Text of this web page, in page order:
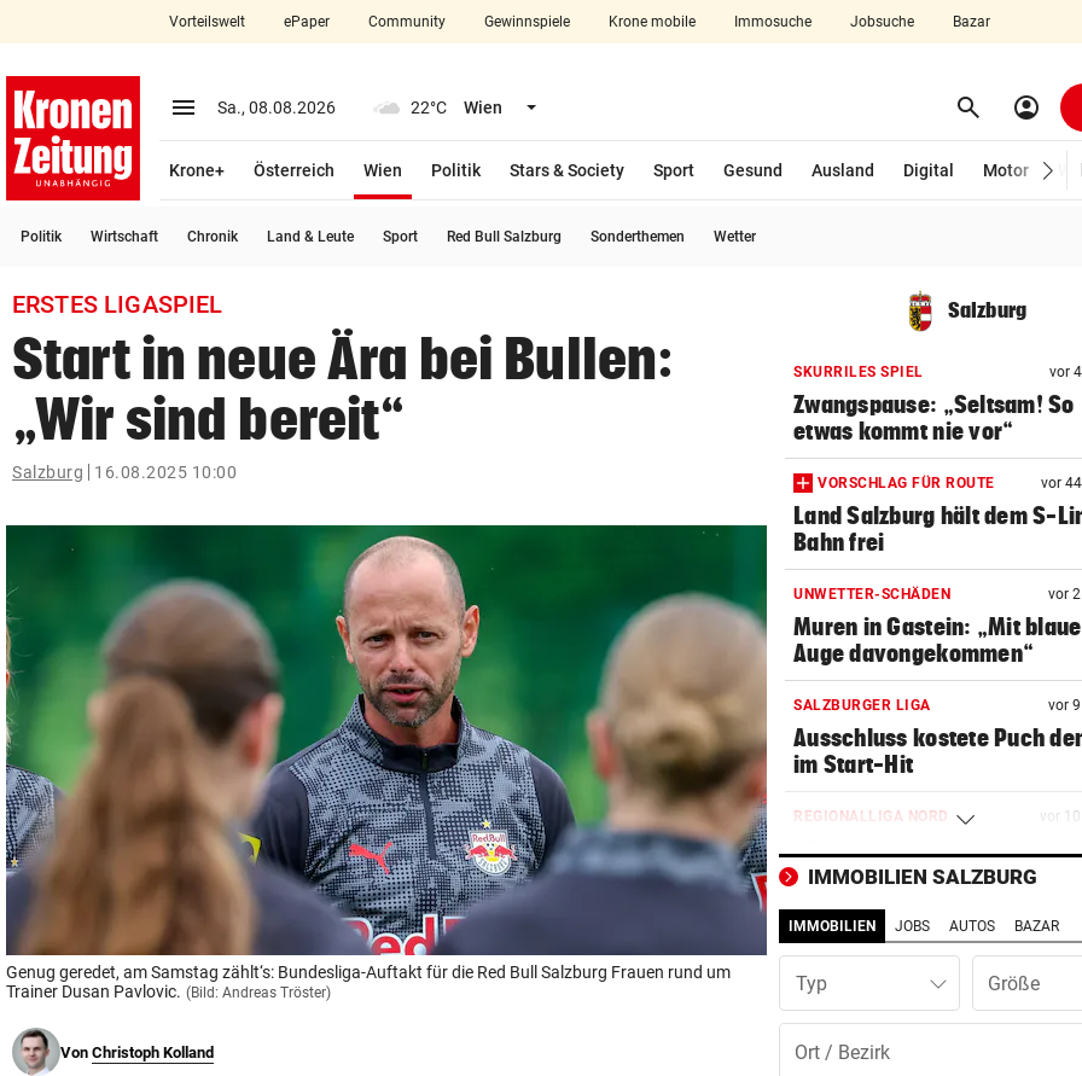
closeSchließen
account_circle Anmelden
arrow_right
search
Suchbegriff
eingeben
Muthgasse 2, 1190 Wien
Vorteilswelt ePaper Community Gewinnspiele Krone mobile Immosuche Jobsuche Bazar
menu Menü aufklappen
Sa., 08.08.2026 22°C Wien Menü aufklappen search Suchen
account_circle
Krone+ Österreich Wien
Politik
Stars & Society Sport Gesund Ausland Digital Motor
Politik Wirtschaft Chronik Land & Leute Sport Red Bull Salzburg Sonderthemen Wetter
ERSTES LIGASPIEL
Start in neue Ära bei Bullen:
„Wir sind bereit“
Salzburg 16.08.2025 10:00
Genug geredet, am Samstag zählt‘s: Bundesliga-Auftakt für die Red Bull Salzburg Frauen rund um
Trainer Dusan Pavlovic. (Bild: Andreas Tröster)
Von Christoph Kolland
Salzburg
SKURRILES SPIEL vor
Zwangspause: „Seltsam! So
etwas kommt nie vor“
VORSCHLAG FÜR ROUTE vor
Land Salzburg hält dem S-
Bahn frei
UNWETTER-SCHÄDEN vor
Muren in Gastein: „Mit
Auge davongekommen“
SALZBURGER LIGA vor
Ausschluss kostete Puch
im Start-Hit
REGIONALLIGA NORD vor
„Das war ein echtes
von uns“
LIEFERING VERLIERT vor 11
Enttäuschende Zweitliga-
Rückkehr nach Grödig
vor
IMMOBILIEN SALZBURG
IMMOBILIEN JOBS AUTOS BAZAR
Typ